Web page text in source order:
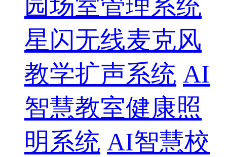
园场室管理系统
星闪无线麦克风
教学扩声系统 AI
智慧教室健康照
明系统 AI智慧校